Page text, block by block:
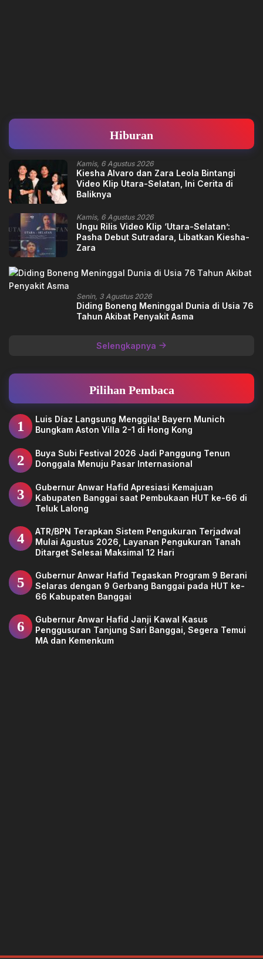
Hiburan
Kamis, 6 Agustus 2026
Kiesha Alvaro dan Zara Leola Bintangi
Video Klip Utara-Selatan, Ini Cerita di
Baliknya
Kamis, 6 Agustus 2026
Ungu Rilis Video Klip ‘Utara-Selatan’:
Pasha Debut Sutradara, Libatkan Kiesha-
Zara
Senin, 3 Agustus 2026
Diding Boneng Meninggal Dunia di Usia 76
Tahun Akibat Penyakit Asma
Selengkapnya
Pilihan Pembaca
1
Luis Díaz Langsung Menggila! Bayern Munich
Bungkam Aston Villa 2-1 di Hong Kong
2
Buya Subi Festival 2026 Jadi Panggung Tenun
Donggala Menuju Pasar Internasional
3
Gubernur Anwar Hafid Apresiasi Kemajuan
Kabupaten Banggai saat Pembukaan HUT ke-66 di
Teluk Lalong
4
ATR/BPN Terapkan Sistem Pengukuran Terjadwal
Mulai Agustus 2026, Layanan Pengukuran Tanah
Ditarget Selesai Maksimal 12 Hari
5
Gubernur Anwar Hafid Tegaskan Program 9 Berani
Selaras dengan 9 Gerbang Banggai pada HUT ke-
66 Kabupaten Banggai
6
Gubernur Anwar Hafid Janji Kawal Kasus
Penggusuran Tanjung Sari Banggai, Segera Temui
MA dan Kemenkum